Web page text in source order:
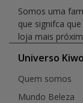
Somos uma
que signifca
loja mais
Universo
Quem somos
Mundo Beleza